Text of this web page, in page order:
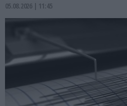
05.08.2026 | 11:45